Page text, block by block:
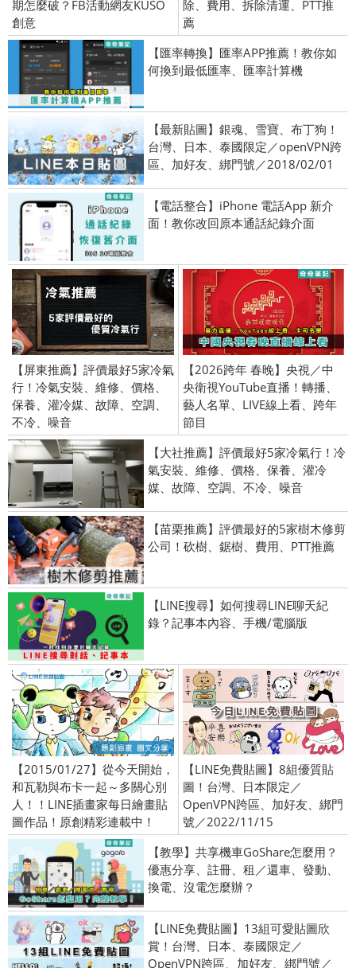
期怎麼破？FB活動網友KUSO
創意
除、費用、拆除清運、PTT推
薦
【匯率轉換】匯率APP推薦！教你如
何換到最低匯率、匯率計算機
【最新貼圖】銀魂、雪寶、布丁狗！
台灣、日本、泰國限定／openVPN跨
區、加好友、綁門號／2018/02/01
【電話整合】iPhone 電話App 新介
面！教你改回原本通話紀錄介面
【屏東推薦】評價最好5家冷氣
行！冷氣安裝、維修、價格、
保養、灌冷媒、故障、空調、
不冷、噪音
【2026跨年 春晚】央視／中
央衛視YouTube直播！轉播、
藝人名單、LIVE線上看、跨年
節目
【大社推薦】評價最好5家冷氣行！冷
氣安裝、維修、價格、保養、灌冷
媒、故障、空調、不冷、噪音
【苗栗推薦】評價最好的5家樹木修剪
公司！砍樹、鋸樹、費用、PTT推薦
【LINE搜尋】如何搜尋LINE聊天紀
錄？記事本內容、手機/電腦版
【2015/01/27】從今天開始，
和瓦勒與布卡一起～多關心別
人！！LINE插畫家每日繪畫貼
圖作品！原創精彩連載中！
【LINE免費貼圖】8組優質貼
圖！台灣、日本限定／
OpenVPN跨區、加好友、綁門
號／2022/11/15
【教學】共享機車GoShare怎麼用？
優惠分享、註冊、租／還車、發動、
換電、沒電怎麼辦？
【LINE免費貼圖】13組可愛貼圖欣
賞！台灣、日本、泰國限定／
OpenVPN跨區、加好友、綁門號／